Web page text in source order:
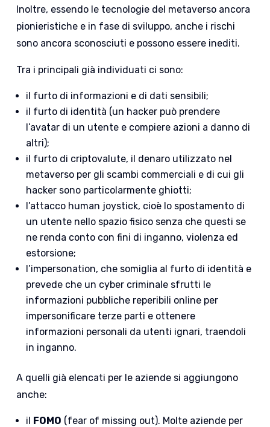
Inoltre, essendo le tecnologie del metaverso ancora
pionieristiche e in fase di sviluppo, anche i rischi
sono ancora sconosciuti e possono essere inediti.
Tra i principali già individuati ci sono:
il furto di informazioni e di dati sensibili;
il furto di identità (un hacker può prendere
l’avatar di un utente e compiere azioni a danno di
altri);
il furto di criptovalute, il denaro utilizzato nel
metaverso per gli scambi commerciali e di cui gli
hacker sono particolarmente ghiotti;
l’attacco human joystick, cioè lo spostamento di
un utente nello spazio fisico senza che questi se
ne renda conto con fini di inganno, violenza ed
estorsione;
l’impersonation, che somiglia al furto di identità e
prevede che un cyber criminale sfrutti le
informazioni pubbliche reperibili online per
impersonificare terze parti e ottenere
informazioni personali da utenti ignari, traendoli
in inganno.
A quelli già elencati per le aziende si aggiungono
anche:
il FOMO (fear of missing out). Molte aziende per